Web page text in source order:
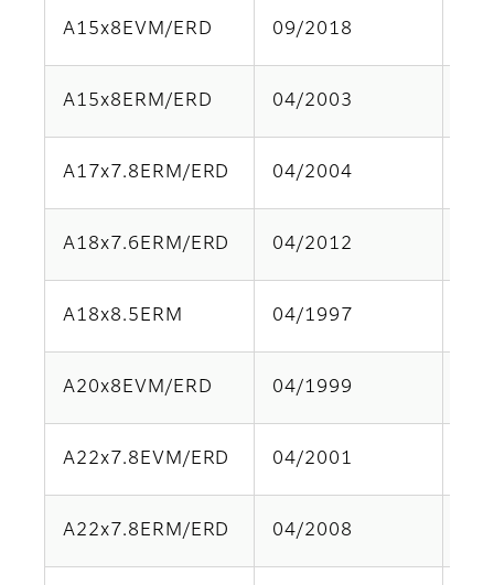
A15x8EVM/ERD 09/2018
A15x8ERM/ERD 04/2003
A17x7.8ERM/ERD 04/2004
A18x7.6ERM/ERD 04/2012
A18x8.5ERM 04/1997
A20x8EVM/ERD 04/1999
A22x7.8EVM/ERD 04/2001
A22x7.8ERM/ERD 04/2008